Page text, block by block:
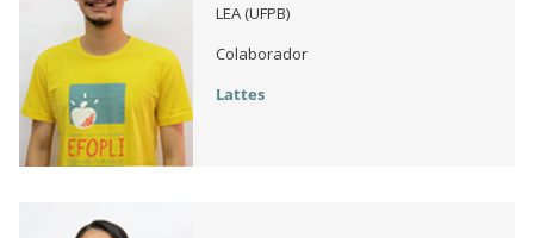
LEA (UFPB)
Colaborador
Lattes